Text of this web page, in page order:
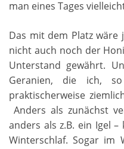
man eines Tages
Das mit dem Platz wäre
nicht auch noch der
Unterstand gewährt.
Geranien, die ich,
praktischerweise
Anders als zunächst
anders als z.B. ein Igel
Winterschlaf. Sogar im